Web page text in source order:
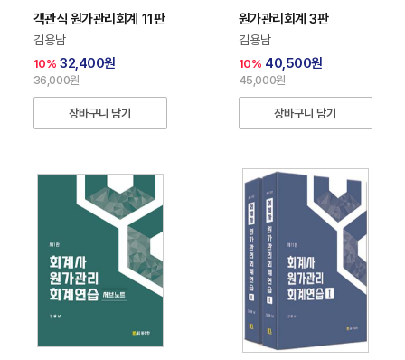
객관식 원가관리회계 11판
김용남
36,000원
10% 32,400원
장바구니 담기
원가관리회계 3판
김용남
45,000원
10% 40,500원
장바구니 담기